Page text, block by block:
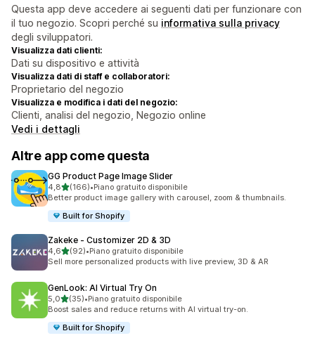
Questa app deve accedere ai seguenti dati per funzionare con
il tuo negozio. Scopri perché su informativa sulla privacy
degli sviluppatori.
Visualizza dati clienti:
Dati su dispositivo e attività
Visualizza dati di staff e collaboratori:
Proprietario del negozio
Visualizza e modifica i dati del negozio:
Clienti, analisi del negozio, Negozio online
Vedi i dettagli
Altre app come questa
GG Product Page Image Slider
4,8stelle su 5
(166)
166 recensioni totali
•Piano gratuito disponibile
Better product image gallery with carousel, zoom & thumbnails.
Built for Shopify
Zakeke ‑ Customizer 2D & 3D
4,6stelle su 5
(92)
92 recensioni totali
•Piano gratuito disponibile
Sell more personalized products with live preview, 3D & AR
GenLook: AI Virtual Try On
5,0stelle su 5
(35)
35 recensioni totali
•Piano gratuito disponibile
Boost sales and reduce returns with AI virtual try-on.
Built for Shopify